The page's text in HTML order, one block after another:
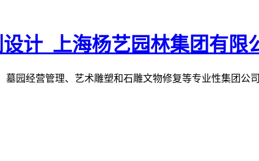
园经营管理、艺术雕塑和石雕文物修复等专业性集团公司